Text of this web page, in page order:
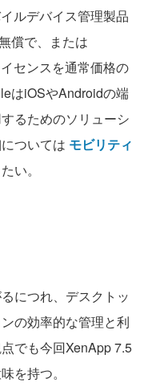
ルデバイス管理製品
償で、または
センスを通常価格の
はiOSやAndroidの端
るためのソリューシ
ついては モビリティ
い。
につれ、デスクトッ
の効率的な管理と利
でも今回XenApp 7.5
を持つ。